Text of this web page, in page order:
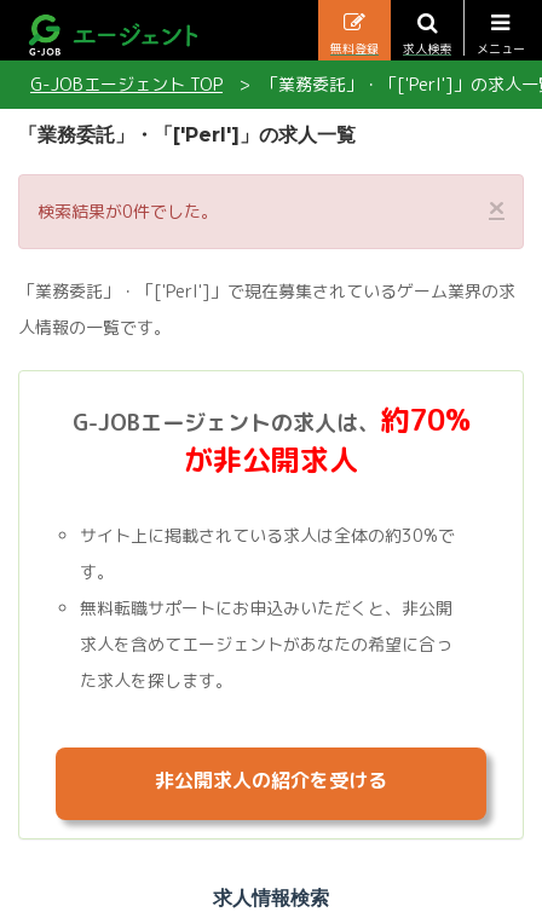
メニュー
求人検索
無料登録
G-JOBエージェント TOP 「業務委託」・「['Perl']」の求人
「業務委託」・「['Perl']」の求人一覧
×
検索結果が0件でした。
「業務委託」・「['Perl']」で現在募集されているゲーム業界の求
人情報の一覧です。
G-JOBエージェントの求人は、 約70%
が非公開求人
サイト上に掲載されている求人は全体の約30%で
す。
無料転職サポートにお申込みいただくと、非公開
求人を含めてエージェントがあなたの希望に合っ
た求人を探します。
非公開求人の紹介を受ける
求人情報検索